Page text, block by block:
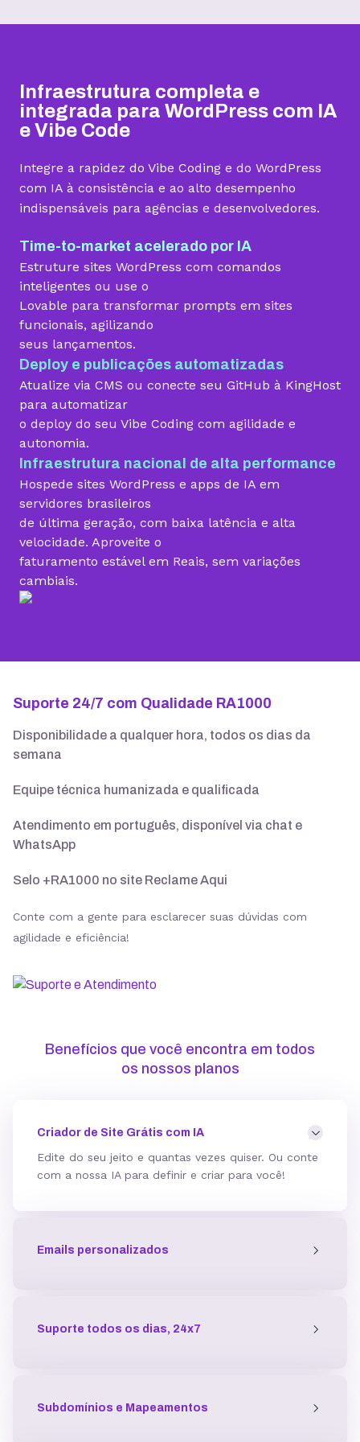
Contratar Contratar
Armazenamento
Quantidade de sites
1 site 3 sites 5 sites
Hospedagem gerenciada para WordPress
Domínio grátis
Migração grátis
Vibe Coding
Criador de Sites grátis
Armazenamento
Suporte 24/7 com especialistas
30 dias para pedir reembolso
SSL ilimitado grátis
Mod_deflate
Proteção contra DDoS
Infraestrutura completa e
integrada para WordPress com IA
e Vibe Code
Integre a rapidez do Vibe Coding e do WordPress
com IA à consistência e ao alto desempenho
indispensáveis para agências e desenvolvedores.
Time-to-market acelerado por IA
Estruture sites WordPress com comandos
inteligentes ou use o
Lovable para transformar prompts em sites
funcionais, agilizando
seus lançamentos.
Deploy e publicações automatizadas
Atualize via CMS ou conecte seu GitHub à KingHost
para automatizar
o deploy do seu Vibe Coding com agilidade e
autonomia.
Infraestrutura nacional de alta performance
Hospede sites WordPress e apps de IA em
servidores brasileiros
de última geração, com baixa latência e alta
velocidade. Aproveite o
faturamento estável em Reais, sem variações
cambiais.
Suporte 24/7 com Qualidade RA1000
Disponibilidade a qualquer hora, todos os dias da
semana
Equipe técnica humanizada e qualificada
Atendimento em português, disponível via chat e
WhatsApp
Selo +RA1000 no site Reclame Aqui
Conte com a gente para esclarecer suas dúvidas com
agilidade e eficiência!
Benefícios que você encontra em todos
os nossos planos
Criador de Site Grátis com IA
Edite do seu jeito e quantas vezes quiser. Ou conte
com a nossa IA para definir e criar para você!
Emails personalizados
Suporte todos os dias, 24x7
Subdomínios e Mapeamentos